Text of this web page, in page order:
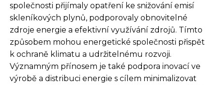
společnosti přijímaly opatření ke snižování emisí
skleníkových plynů, podporovaly obnovitelné
zdroje energie a efektivní využívání zdrojů. Tímto
způsobem mohou energetické společnosti přispět
k ochraně klimatu a udržitelnému rozvoji.
Významným přínosem je také podpora inovací ve
výrobě a distribuci energie s cílem minimalizovat